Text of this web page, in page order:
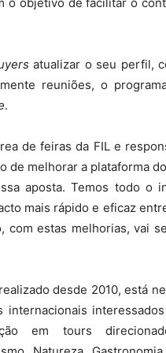
atualizar o seu perfil,
reuniões, o
.
de feiras da FIL e
de melhorar a plataforma do
aposta. Temos todo o
mais rápido e eficaz
com estas melhorias, vai
realizado desde 2010, está
internacionais
em tours